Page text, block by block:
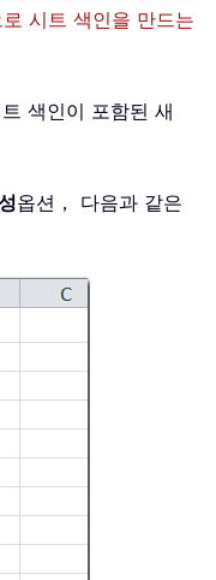
시트 색인을 만드는
색인이 포함된 새
옵션， 다음과 같은